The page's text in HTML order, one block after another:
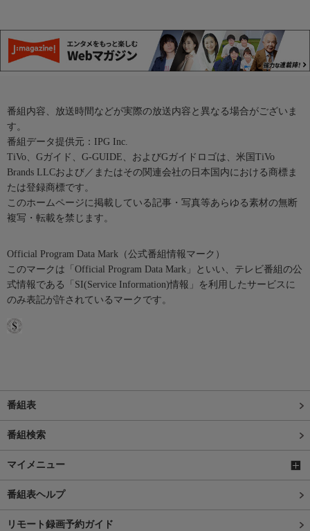
番組内容、放送時間などが実際の放送内容と異なる場合がございま
す。
番組データ提供元：IPG Inc.
TiVo、Gガイド、G-GUIDE、およびGガイドロゴは、米国TiVo
Brands LLCおよび／またはその関連会社の日本国内における商標ま
たは登録商標です。
このホームページに掲載している記事・写真等あらゆる素材の無断
複写・転載を禁じます。
Official Program Data Mark（公式番組情報マーク）
このマークは「Official Program Data Mark」といい、テレビ番組の公
式情報である「SI(Service Information)情報」を利用したサービスに
のみ表記が許されているマークです。
番組表
番組検索
マイメニュー
番組表ヘルプ
リモート録画予約ガイド